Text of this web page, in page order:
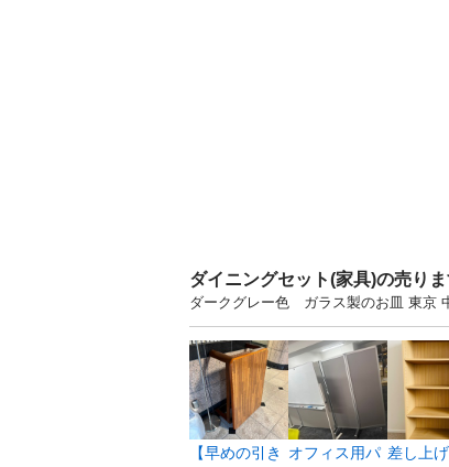
ダイニングセット(家具)の売り
ダークグレー色 ガラス製のお皿 東京
【早めの引き
オフィス用パ 差し上